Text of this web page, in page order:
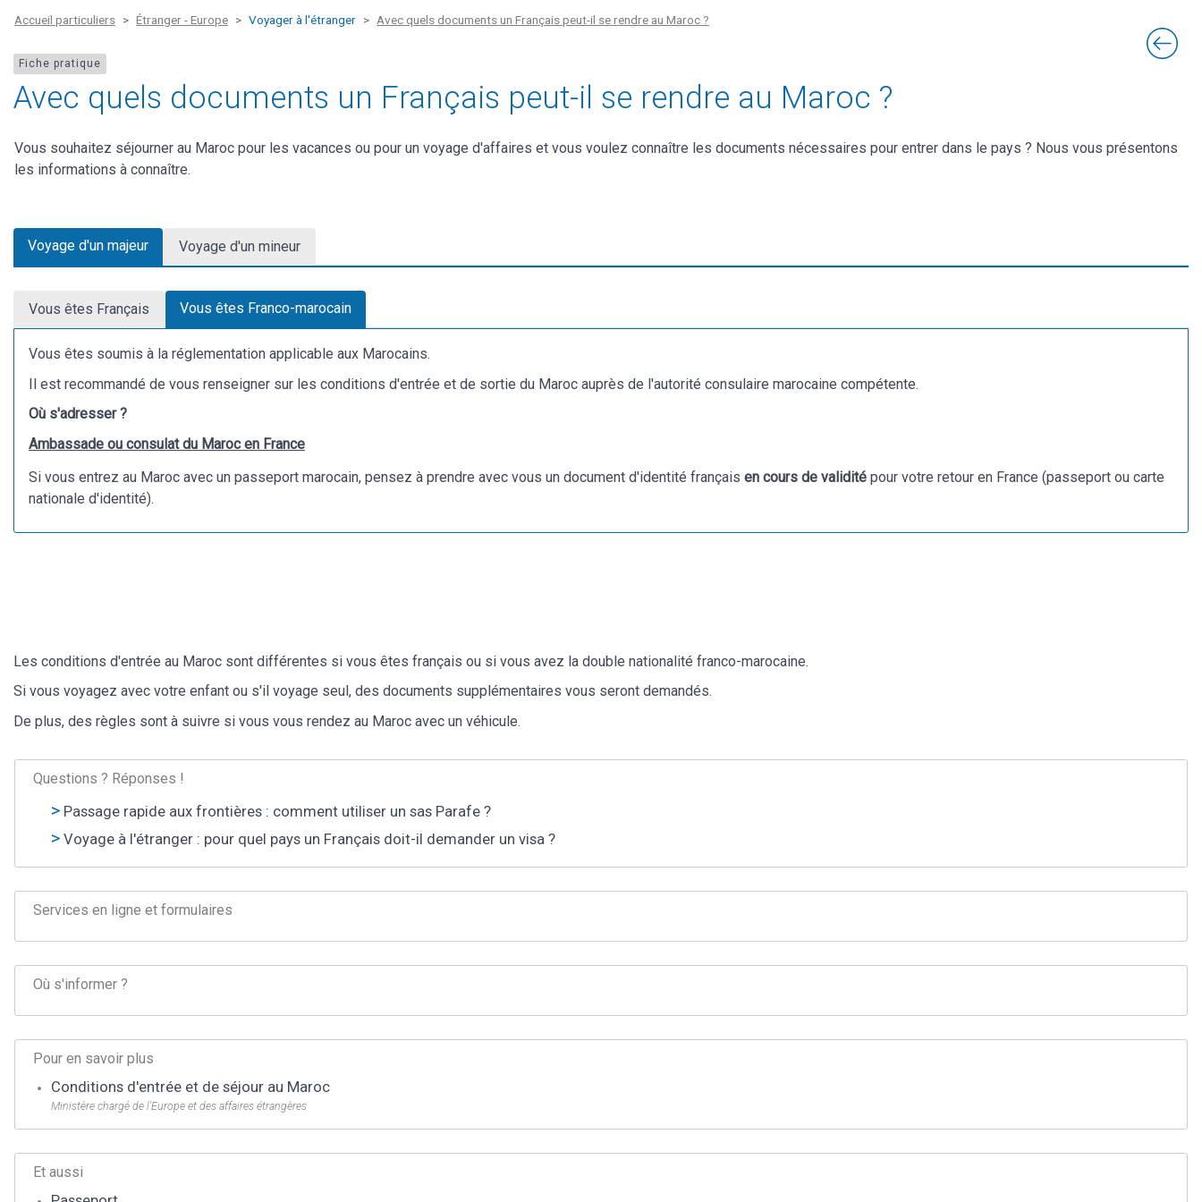
Accueil particuliers Étranger - Europe Voyager à l'étranger Avec quels documents un Français peut-il se rendre au Maroc ?
Fiche pratique
Avec quels documents un Français peut-il se rendre au Maroc ?
Vous souhaitez séjourner au Maroc pour les vacances ou pour un voyage d'affaires et vous voulez connaître les documents nécessaires pour entrer dans le pays ? Nous vous présentons
les informations à connaître.
Voyage d'un majeur Voyage d'un mineur
Vous êtes Français Vous êtes Franco-marocain
Vous êtes soumis à la réglementation applicable aux Marocains.
Il est recommandé de vous renseigner sur les conditions d'entrée et de sortie du Maroc auprès de l'autorité consulaire marocaine compétente.
Où s'adresser ?
Ambassade ou consulat du Maroc en France
Si vous entrez au Maroc avec un passeport marocain, pensez à prendre avec vous un document d'identité français en cours de validité pour votre retour en France (passeport ou carte
nationale d'identité).
Les conditions d'entrée au Maroc sont différentes si vous êtes français ou si vous avez la double nationalité franco-marocaine.
Si vous voyagez avec votre enfant ou s'il voyage seul, des documents supplémentaires vous seront demandés.
De plus, des règles sont à suivre si vous vous rendez au Maroc avec un véhicule.
Questions ? Réponses !
Passage rapide aux frontières : comment utiliser un sas Parafe ?
Voyage à l'étranger : pour quel pays un Français doit-il demander un visa ?
Services en ligne et formulaires
Où s'informer ?
Pour en savoir plus
Conditions d'entrée et de séjour au Maroc
Ministère chargé de l'Europe et des affaires étrangères
Et aussi